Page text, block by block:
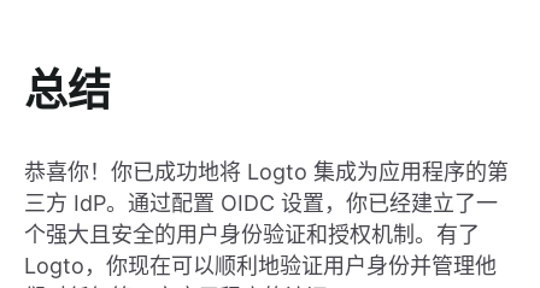
总结
恭喜你！你已成功地将 Logto 集成为应用程序的第
三方 IdP。通过配置 OIDC 设置，你已经建立了一
个强大且安全的用户身份验证和授权机制。有了
Logto，你现在可以顺利地验证用户身份并管理他